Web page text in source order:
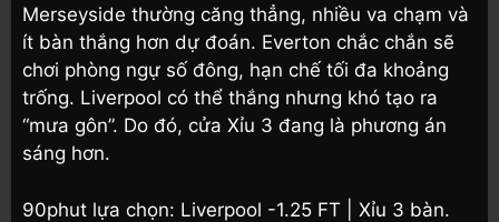
Merseyside thường căng thẳng, nhiều va chạm và
ít bàn thắng hơn dự đoán. Everton chắc chắn sẽ
chơi phòng ngự số đông, hạn chế tối đa khoảng
trống. Liverpool có thể thắng nhưng khó tạo ra
“mưa gôn”. Do đó, cửa Xỉu 3 đang là phương án
sáng hơn.
90phut lựa chọn: Liverpool -1.25 FT | Xỉu 3 bàn.